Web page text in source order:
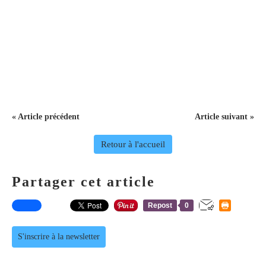
« Article précédent Article suivant »
Retour à l'accueil
Partager cet article
Repost 0
S'inscrire à la newsletter